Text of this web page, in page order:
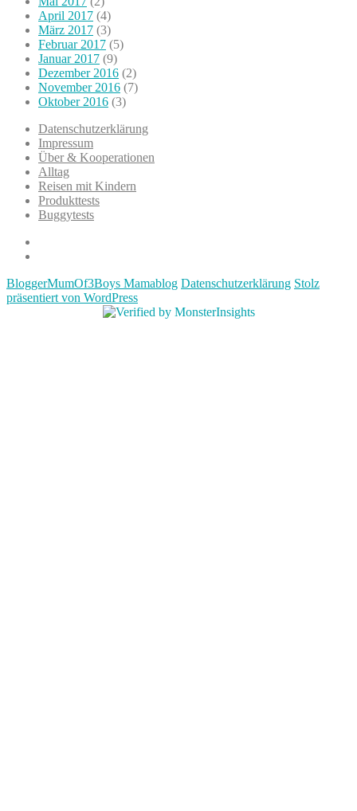
April 2017 (4)
März 2017 (3)
Februar 2017 (5)
Januar 2017 (9)
Dezember 2016 (2)
November 2016 (7)
Oktober 2016 (3)
Datenschutzerklärung
Impressum
Über & Kooperationen
Alltag
Reisen mit Kindern
Produkttests
Buggytests
BloggerMumOf3Boys Mamablog Datenschutzerklärung Stolz
präsentiert von WordPress